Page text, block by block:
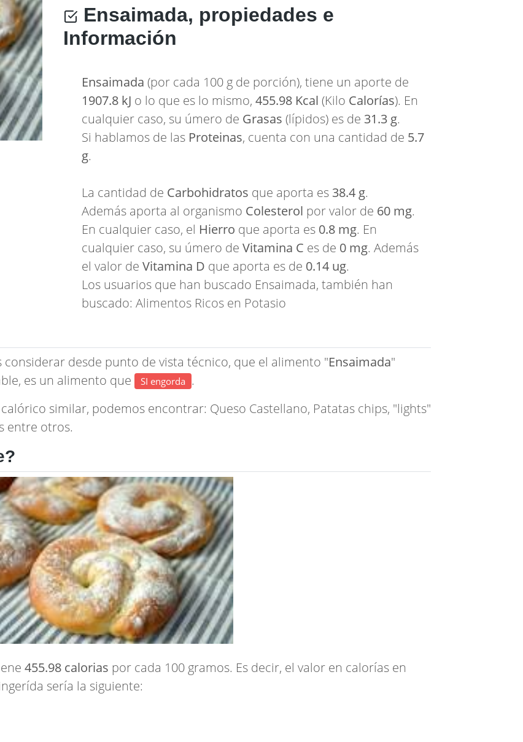
Ensaimada, propiedades e
Información
Ensaimada (por cada 100 g de porción), tiene un aporte de
1907.8 kJ o lo que es lo mismo, 455.98 Kcal (Kilo Calorías). En
cualquier caso, su úmero de Grasas (lípidos) es de 31.3 g.
Si hablamos de las Proteinas, cuenta con una cantidad de 5.7
g.
La cantidad de Carbohidratos que aporta es 38.4 g.
Además aporta al organismo Colesterol por valor de 60 mg.
En cualquier caso, el Hierro que aporta es 0.8 mg. En
cualquier caso, su úmero de Vitamina C es de 0 mg. Además
el valor de Vitamina D que aporta es de 0.14 ug.
Los usuarios que han buscado Ensaimada, también han
buscado: Alimentos Ricos en Potasio
desde punto de vista técnico, que el alimento "Ensaimada"
es un alimento que
SI engorda .
similar, podemos encontrar: Queso Castellano, Patatas chips, "lights"
entre otros.
455.98 calorias por cada 100 gramos. Es decir, el valor en calorías en
sería la siguiente: